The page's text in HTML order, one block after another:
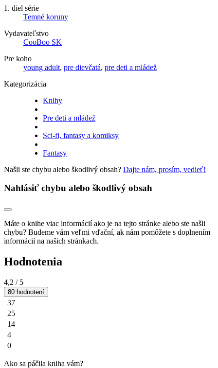
1. diel série
Temné koruny
Vydavateľstvo
CooBoo SK
Pre koho
young adult, pre dievčatá, pre deti a mládež
Kategorizácia
Knihy
Pre deti a mládež
Sci-fi, fantasy a komiksy
Fantasy
Našli ste chybu alebo škodlivý obsah? Dajte nám, prosím, vedieť!
Nahlásiť chybu alebo škodlivý obsah
Máte o knihe viac informácií ako je na tejto stránke alebo ste našli
chybu? Budeme vám veľmi vďační, ak nám pomôžete s doplnením
informácií na našich stránkach.
Hodnotenia
4,2 / 5
80 hodnotení
37
25
14
4
0
Ako sa páčila kniha vám?